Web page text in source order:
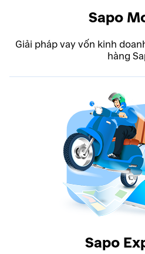
Sapo
Giải pháp vay vốn kinh
hàng
Sapo